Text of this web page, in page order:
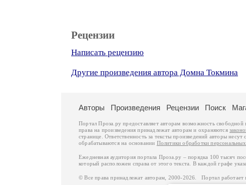
Рецензии
Написать рецензию
Другие произведения автора Домна Токмина
Авторы Произведения Рецензии Поиск
Портал Проза.ру предоставляет авторам возможность
права на произведения принадлежат авторам и охраняются
странице. Ответственность за тексты произведений авторы
обрабатываются на основании Политики обработки
Ежедневная аудитория портала Проза.ру – порядка 100 тысяч
который расположен справа от этого текста. В каждой графе
© Все права принадлежат авторам, 2000-2026. Портал работает